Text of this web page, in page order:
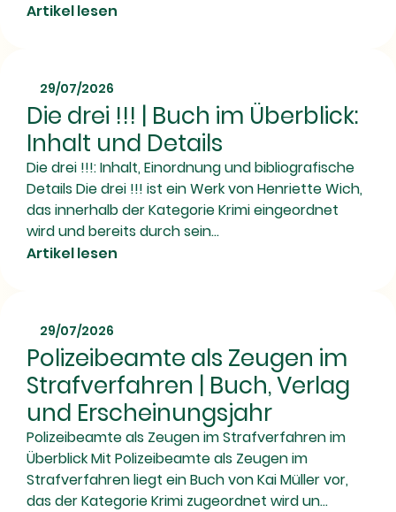
Artikel lesen
29/07/2026
Die drei !!! | Buch im Überblick:
Inhalt und Details
Die drei !!!: Inhalt, Einordnung und bibliografische
Details Die drei !!! ist ein Werk von Henriette Wich,
das innerhalb der Kategorie Krimi eingeordnet
wird und bereits durch sein...
Artikel lesen
29/07/2026
Polizeibeamte als Zeugen im
Strafverfahren | Buch, Verlag
und Erscheinungsjahr
Polizeibeamte als Zeugen im Strafverfahren im
Überblick Mit Polizeibeamte als Zeugen im
Strafverfahren liegt ein Buch von Kai Müller vor,
das der Kategorie Krimi zugeordnet wird un...